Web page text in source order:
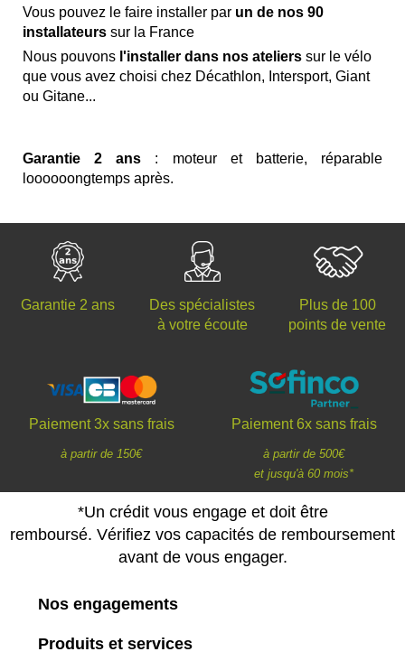
Vous pouvez le faire installer par un de nos 90
installateurs sur la France
Nous pouvons l'installer dans nos ateliers sur le vélo
que vous avez choisi chez Décathlon, Intersport, Giant
ou Gitane...
Garantie 2 ans : moteur et batterie, réparable
loooooongtemps après.
Garantie 2 ans
Des spécialistes
à votre écoute
Plus de 100
points de vente
Paiement 3x sans frais
à partir de 150€
Paiement 6x sans frais
à partir de 500€
et jusqu'à 60 mois*
*Un crédit vous engage et doit être
remboursé. Vérifiez vos capacités de remboursement
avant de vous engager.
Nos engagements
Produits et services